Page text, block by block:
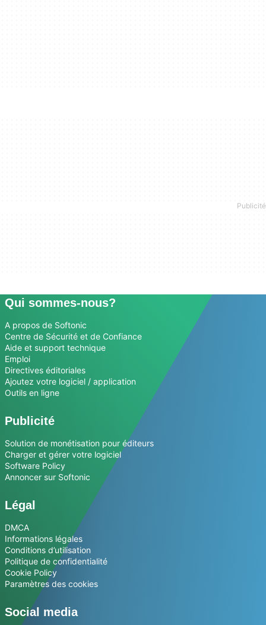
Qui sommes-nous?
A propos de Softonic
Centre de Sécurité et de Confiance
Aide et support technique
Emploi
Directives éditoriales
Ajoutez votre logiciel / application
Outils en ligne
Publicité
Solution de monétisation pour éditeurs
Charger et gérer votre logiciel
Software Policy
Annoncer sur Softonic
Légal
DMCA
Informations légales
Conditions d’utilisation
Politique de confidentialité
Cookie Policy
Paramètres des cookies
Social media